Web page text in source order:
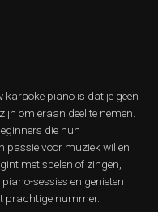
karaoke piano is dat je geen
om eraan deel te nemen.
die hun
passie voor muziek willen
met spelen of zingen,
sessies en genieten
prachtige nummer.